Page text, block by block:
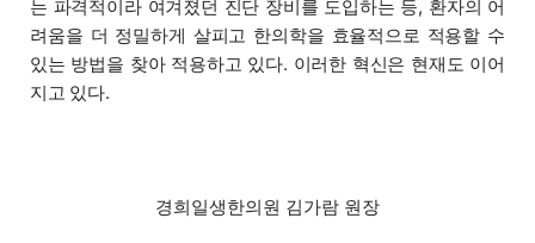
는 파격적이라 여겨졌던 진단 장비를 도입하는 등, 환자의 어
려움을 더 정밀하게 살피고 한의학을 효율적으로 적용할 수
있는 방법을 찾아 적용하고 있다. 이러한 혁신은 현재도 이어
지고 있다.
경희일생한의원 김가람 원장